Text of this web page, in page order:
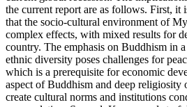
the current report are as follows. First, it
that the socio-cultural environment of
complex effects, with mixed results for
country. The emphasis on Buddhism in
ethnic diversity poses challenges for
which is a prerequisite for economic
aspect of Buddhism and deep religiosity
create cultural norms and institutions